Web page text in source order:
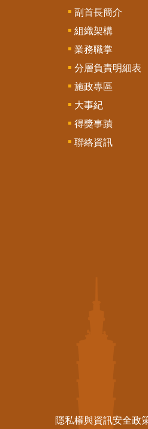
副首長簡介
組織架構
業務職掌
分層負責明細表
施政專區
大事紀
得獎事蹟
聯絡資訊
隱私權與資訊安全政